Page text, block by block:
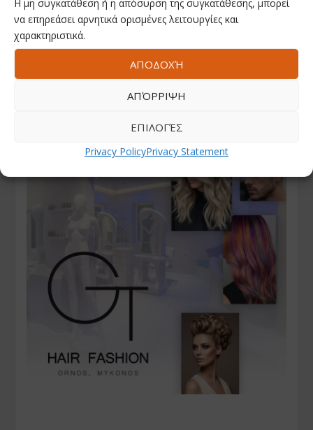
Η μη συγκατάθεση ή η απόσυρση της συγκατάθεσης, μπορεί
να επηρεάσει αρνητικά ορισμένες λειτουργίες και
χαρακτηριστικά.
ΑΠΟΔΟΧΉ
ΑΠΌΡΡΙΨΗ
ΕΠΙΛΟΓΈΣ
Privacy PolicyPrivacy Statement